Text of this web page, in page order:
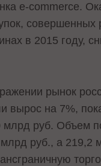
e-commerce.
совершенных
в 2015 году,
рынок
вырос на 7%,
млрд руб. Объем
руб., а 219,2